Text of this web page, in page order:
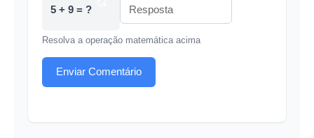
5 + 9 = ?
Resolva a operação matemática acima
Enviar Comentário